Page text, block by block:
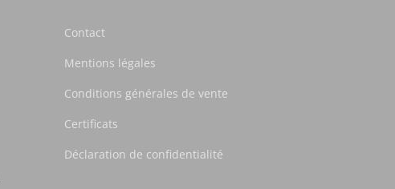
Contact
Mentions légales
Conditions générales de vente
Certificats
Déclaration de confidentialité